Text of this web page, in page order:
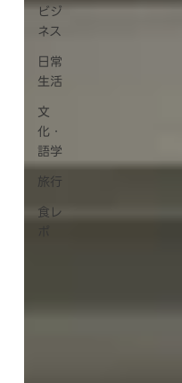
ビジ
ネス
日常
生活
文
化・
語学
旅行
食レ